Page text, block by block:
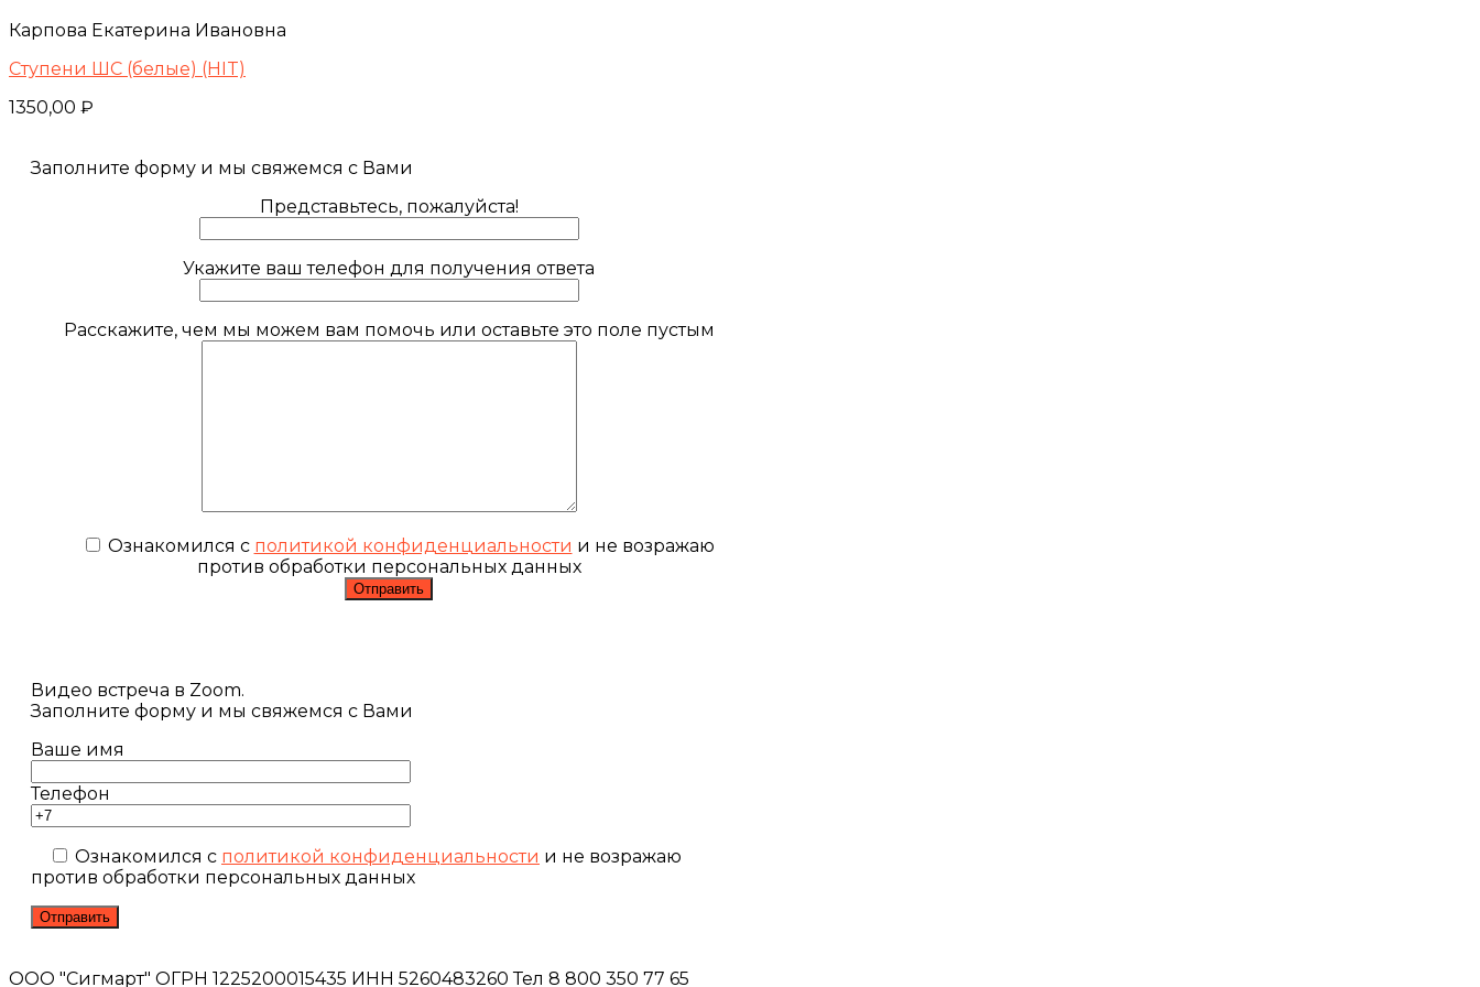
Карпова Екатерина Ивановна
Ступени ШС (белые) (HIT)
1350,00 ₽
Заполните форму и мы свяжемся с Вами
Представьтесь, пожалуйста!
Укажите ваш телефон для получения ответа
Расскажите, чем мы можем вам помочь или оставьте это поле пустым
Ознакомился с политикой конфиденциальности и не возражаю
против обработки персональных данных
Видео встреча в Zoom.
Заполните форму и мы свяжемся с Вами
Ваше имя
Телефон
Ознакомился с политикой конфиденциальности и не возражаю
против обработки персональных данных
ООО "Сигмарт" ОГРН 1225200015435 ИНН 5260483260 Тел 8 800 350 77 65